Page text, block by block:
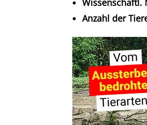
Wissenschaftl.
Anzahl der